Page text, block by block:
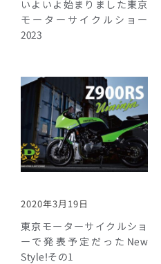
いよいよ始まりました東京
モーターサイクルショー
2023
2020年3月19日
東京モーターサイクルショ
ーで発表予定だったNew
Style!その1